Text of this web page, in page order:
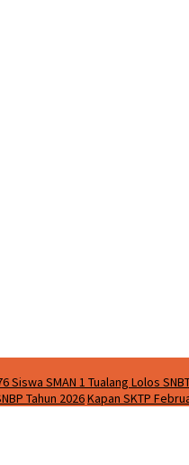
Siswa SMAN 1 Tualang Lolos
Tahun 2026Kapan SKTP